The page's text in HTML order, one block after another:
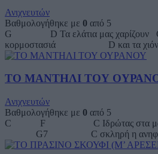
Ανιχνευτών
Βαθμολογήθηκε με 0 από 5
G D Τα ελάτια μας
κορμοστασιά D και τα
ΤΟ ΜΑΝΤΗΛΙ ΤΟΥ
Ανιχνευτών
Βαθμολογήθηκε με 0 από 5
C F C Ιδρώτας στα μάτια
G7 C σκληρή η ανηφόρα,